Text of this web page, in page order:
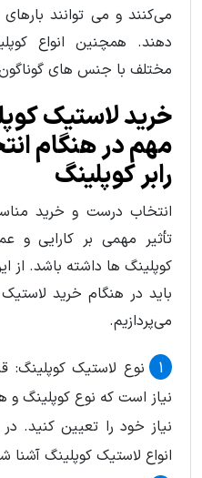
می‌کنند و می توانند
دهند. همچنین انواع
مختلف با جنس های
خرید لاستیک
مهم در هنگام
رابر کوپلینگ
انتخاب درست و خرید
تأثیر مهمی بر کارایی و
کوپلینگ ها داشته باشد. از
باید در هنگام خرید
می‌پردازیم.
نوع لاستیک کوپلینگ:
نیاز است که نوع کوپلینگ
نیاز خود را تعیین کنید.
انواع لاستیک کوپلینگ آشنا